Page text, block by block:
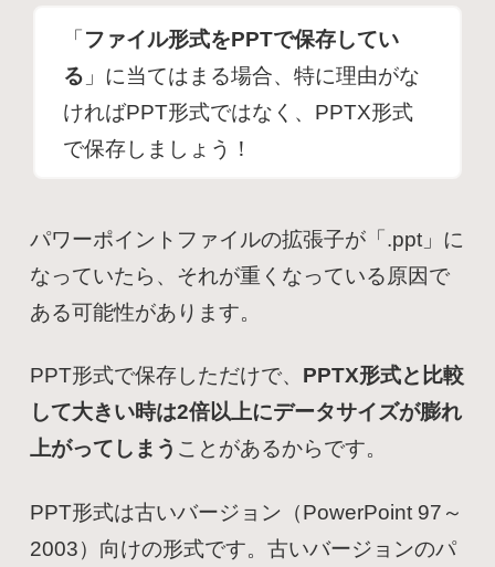
「ファイル形式をPPTで保存してい
る 」に当てはまる場合、特に理由がな
ければPPT形式ではなく、PPTX形式
で保存しましょう！
パワーポイントファイルの拡張子が「.ppt」に
なっていたら、それが重くなっている原因で
ある可能性があります。
PPT形式で保存しただけで、 PPTX形式と比較
して大きい時は2倍以上にデータサイズが膨れ
上がってしまう ことがあるからです。
PPT形式は古いバージョン（PowerPoint 97～
2003）向けの形式です。古いバージョンのパ